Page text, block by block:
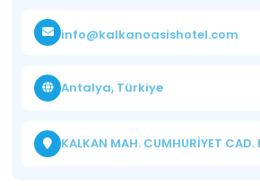
info@kalkanoasishotel.com
Antalya, Türkiye
KALKAN MAH. CUMHURİYET CAD.